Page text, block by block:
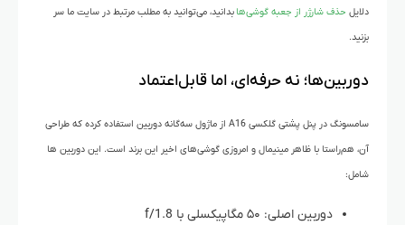
دلایل حذف شارژر از جعبه گوشی‌ها بدانید، می‌توانید به مطلب مرتبط در سایت ما سر
بزنید.
دوربین‌ها؛ نه حرفه‌ای، اما قابل‌اعتماد
سامسونگ در پنل پشتی گلکسی A16 از ماژول سه‌گانه دوربین استفاده کرده که طراحی
آن، هم‌راستا با ظاهر مینیمال و امروزی گوشی‌های اخیر این برند است. این دوربین ها
شامل:
دوربین اصلی: ۵۰ مگاپیکسلی با f/1.8